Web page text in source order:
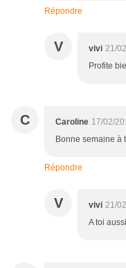
Répondre
V vivi 21/
Profite
C Caroline 17/02/
Bonne semaine à
Répondre
V vivi 21/
A toi